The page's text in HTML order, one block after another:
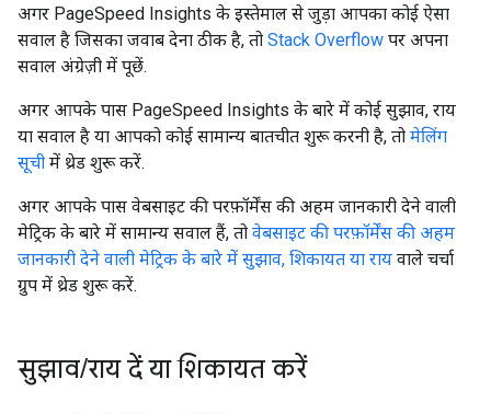
अगर PageSpeed Insights के इस्तेमाल से जुड़ा आपका कोई ऐसा
सवाल है जिसका जवाब देना ठीक है, तो Stack Overflow पर अपना
सवाल अंग्रेज़ी में पूछें.
अगर आपके पास PageSpeed Insights के बारे में कोई सुझाव, राय
या सवाल है या आपको कोई सामान्य बातचीत शुरू करनी है, तो मेलिंग
सूची में थ्रेड शुरू करें.
अगर आपके पास वेबसाइट की परफ़ॉर्मेंस की अहम जानकारी देने वाली
मेट्रिक के बारे में सामान्य सवाल हैं, तो वेबसाइट की परफ़ॉर्मेंस की अहम
जानकारी देने वाली मेट्रिक के बारे में सुझाव, शिकायत या राय वाले चर्चा
ग्रुप में थ्रेड शुरू करें.
सुझाव/राय दें या शिकायत करें